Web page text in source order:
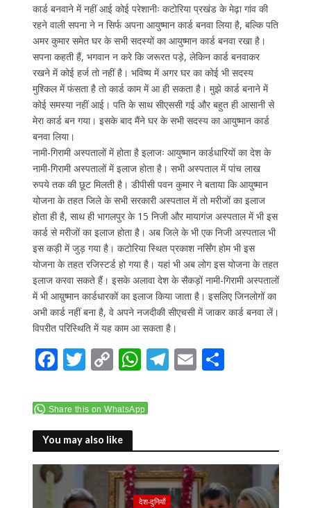
कार्ड बनवाने में नहीं आई कोई परेशानीः कटोरिया प्रखंड के मेढ़ा गांव की
रहने वाली सपना ने न सिर्फ अपना आयुष्मान कार्ड बनवा लिया है, बल्कि पति
अमर कुमार समेत घर के सभी सदस्यों का आयुष्मान कार्ड बनवा रखा है।
सपना कहती हैं, भगवान न करे कि जरूरत पड़े, लेकिन कार्ड बनवाकर
रखने में कोई हर्ज तो नहीं है। भविष्य में अगर घर का कोई भी सदस्य
मुश्किल में फंसता है तो कार्ड काम में आ ही सकता है। मुझे कार्ड बनाने में
कोई समस्या नहीं आई। पति के साथ सीएससी गई और बहुत ही आसानी से
मेरा कार्ड बन गया। इसके बाद मैंने घर के सभी सदस्य का आयुष्मान कार्ड
बनवा लिया।
नामी-गिरामी अस्पतालों में होता है इलाजः आयुष्मान कार्डधारियों का देश के
नामी-गिरामी अस्पतालों में इलाज होता है। सभी अस्पताल में पांच लाख
रुपये तक की छूट मिलती है। डीपीसी पवन कुमार ने बताया कि आयुष्मान
योजना के तहत जिले के सभी सरकारी अस्पताल में तो मरीजों का इलाज
होता ही है, साथ ही भागलपुर के 15 निजी और मायागंज अस्पताल में भी इस
कार्ड से मरीजों का इलाज होता है। अब जिले के भी एक निजी अस्पताल भी
इस कड़ी में जुड़ गया है। कटोरिया स्थित प्रकाश नर्सिंग होम भी इस
योजना के तहत रजिस्टर्ड हो गया है। यहां भी अब लोग इस योजना के तहत
इलाज करवा सकते हैं। इसके अलावा देश के सैकड़ों नामी-गिरामी अस्पतालों
में भी आय़ुष्मान कार्डधारकों का इलाज किया जाता है। इसलिए जिनलोगों का
अभी कार्ड नहीं बना है, वे अपने नजदीकी सीएचसी में जाकर कार्ड बनवा लें।
विपरीत परिस्थिति में यह काम आ सकता है।
F
e
b
o
o
k
T
itt
er
C
p
y
Li
n
k
W
at
A
p
p
T
a
m
E S
Share this on WhatsApp
You may also like
देश-दुनियाँ